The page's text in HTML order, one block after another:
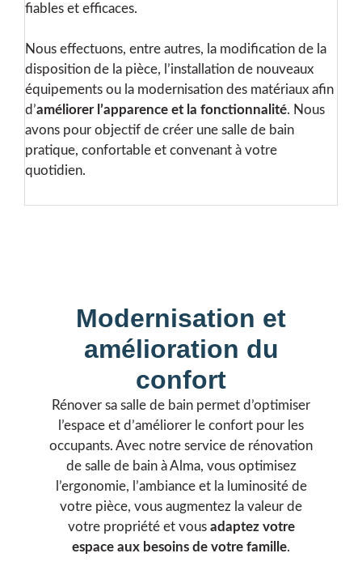
fiables et efficaces.
Nous effectuons, entre autres, la modification de la
disposition de la pièce, l’installation de nouveaux
équipements ou la modernisation des matériaux afin
d’améliorer l’apparence et la fonctionnalité. Nous
avons pour objectif de créer une salle de bain
pratique, confortable et convenant à votre
quotidien.
Modernisation et
amélioration du
confort
Rénover sa salle de bain permet d’optimiser
l’espace et d’améliorer le confort pour les
occupants. Avec notre service de rénovation
de salle de bain à Alma, vous optimisez
l’ergonomie, l’ambiance et la luminosité de
votre pièce, vous augmentez la valeur de
votre propriété et vous adaptez votre
espace aux besoins de votre famille.